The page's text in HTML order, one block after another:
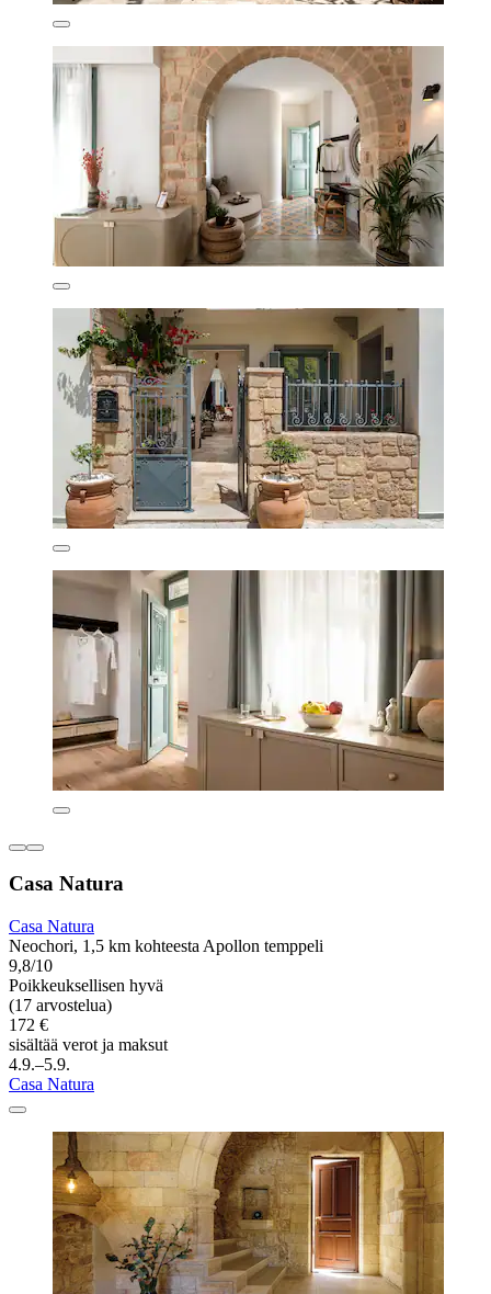
Casa Natura
Casa Natura
Neochori, 1,5 km kohteesta Apollon temppeli
9,8/10
Poikkeuksellisen hyvä
(17 arvostelua)
172 €
sisältää verot ja maksut
4.9.–5.9.
Casa Natura